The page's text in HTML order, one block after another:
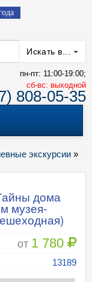
Искать в...
пн-пт: 11:00-19:00;
cб-вс: выходной
808-05-35
экскурсии »
дома
музея-
от 1 780
13189